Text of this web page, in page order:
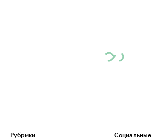
Рубрики
Социальные